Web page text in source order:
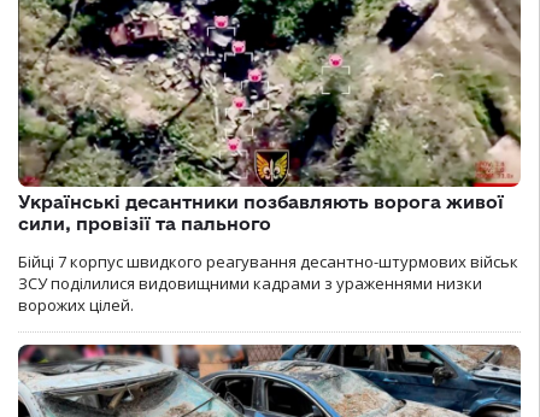
Українські десантники позбавляють ворога живої
сили, провізії та пального
Бійці 7 корпус швидкого реагування десантно-штурмових військ
ЗСУ поділилися видовищними кадрами з ураженнями низки
ворожих цілей.